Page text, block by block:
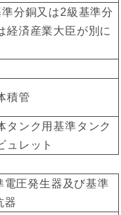
分銅又は2級基準分
経済産業大臣が別に
積管
タンク用基準タンク
ュレット
電圧発生器及び基準
器